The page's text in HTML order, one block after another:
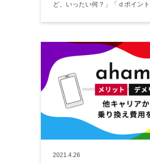
ど、いったい何？」「ｄポイン
らないという方も多いのではな
2021.4.26